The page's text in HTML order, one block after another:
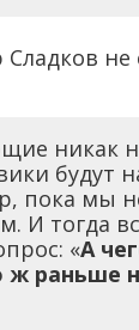
не
никак
будут
пока мы
И тогда
«А
ж раньше